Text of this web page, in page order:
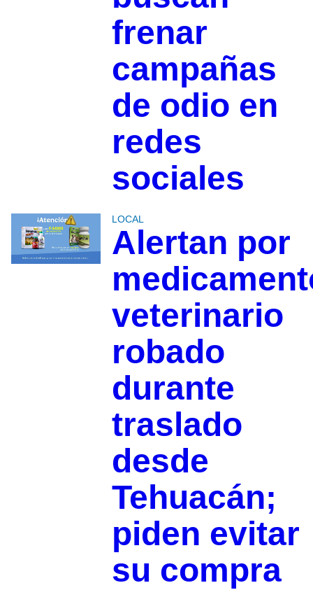
frenar
campañas
de odio en
redes
sociales
LOCAL
Alertan por
veterinario
robado
durante
traslado
desde
Tehuacán;
piden evitar
su compra